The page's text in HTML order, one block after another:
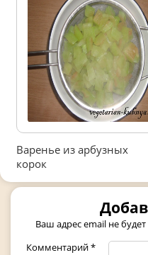
Варенье из арбузных
корок
Ваш адрес email не
Комментарий*